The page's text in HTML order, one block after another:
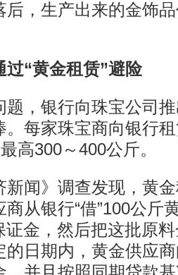
后，生产出来的金饰
过“黄金租赁”避险
银行向珠宝公司推
。每家珠宝商向银行
高300～400公斤。
》调查发现，黄金
从银行“借”100公斤
证金，然后把这批原
的日期内，黄金供应